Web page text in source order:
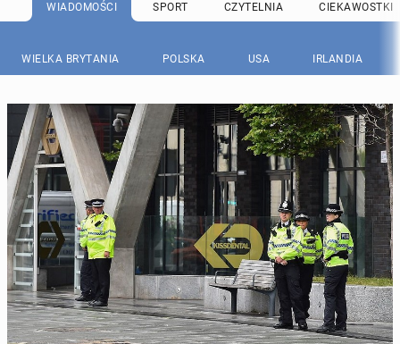
WIADOMOŚCI SPORT CZYTELNIA CIEKAWOSTKI
WIELKA BRYTANIA POLSKA USA IRLANDIA